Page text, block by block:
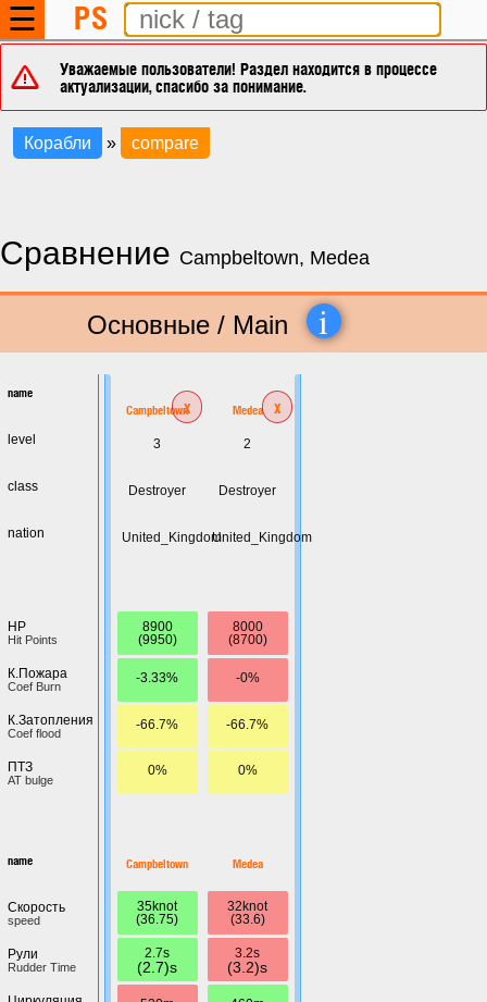
☰ PS
Уважаемые пользователи! Раздел находится в процессе
актуализации, спасибо за понимание.
Корабли » compare
Сравнение Campbeltown, Medea
Основные / Main i
name
level
class
nation
HP
Hit Points
К.Пожара
Coef Burn
К.Затопления
Coef flood
ПТЗ
AT bulge
name
Скорость
speed
Рули
Rudder Time
Campbeltownx
3
Destroyer
United_Kingdom
8900
(9950)
-3.33%
-66.7%
0%
Campbeltown
35knot
(36.75)
2.7s
(2.7)s
Medea x
2
Destroyer
United_Kingdom
8000
(8700)
-0%
-66.7%
0%
Medea
32knot
(33.6)
3.2s
(3.2)s